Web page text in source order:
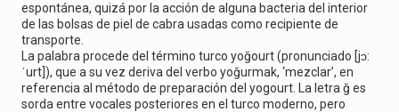
espontánea, quizá por la acción de alguna bacteria del interior
de las bolsas de piel de cabra usadas como recipiente de
transporte.
La palabra procede del término turco yoğourt (pronunciado [jɔ:
ˈurt]), que a su vez deriva del verbo yoğurmak, ‘mezclar’, en
referencia al método de preparación del yogourt. La letra ğ es
sorda entre vocales posteriores en el turco moderno, pero